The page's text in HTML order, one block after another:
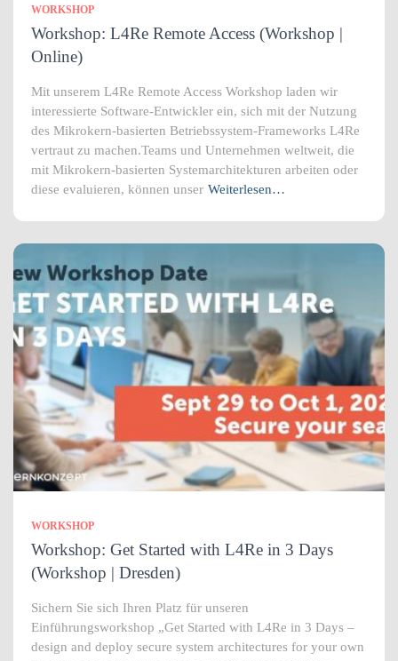
WORKSHOP
Workshop: L4Re Remote Access (Workshop |
Online)
Mit unserem L4Re Remote Access Workshop laden wir
interessierte Software-Entwickler ein, sich mit der Nutzung
des Mikrokern-basierten Betriebssystem-Frameworks L4Re
vertraut zu machen.Teams und Unternehmen weltweit, die
mit Mikrokern-basierten Systemarchitekturen arbeiten oder
diese evaluieren, können unser Weiterlesen…
WORKSHOP
Workshop: Get Started with L4Re in 3 Days
(Workshop | Dresden)
Sichern Sie sich Ihren Platz für unseren
Einführungsworkshop „Get Started with L4Re in 3 Days –
design and deploy secure system architectures for your own